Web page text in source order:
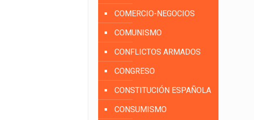
COMERCIO-NEGOCIOS
COMUNISMO
CONFLICTOS ARMADOS
CONGRESO
CONSTITUCIÓN ESPAÑOLA
CONSUMISMO